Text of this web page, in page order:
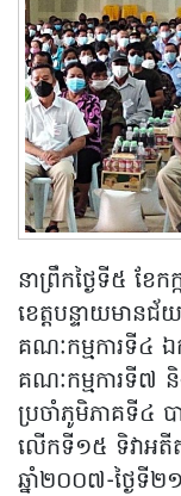
នាព្រឹកថ្ងៃទី៥ ខ
ខេត្តបន្ទាយមាន
គណៈកម្មការទី៤
គណៈកម្មការទី៧
ប្រចាំភូមិភាគទី៤
លើកទី១៥ ទិវាអតី
ឆ្នាំ២០០៧-ថ្ងៃទី